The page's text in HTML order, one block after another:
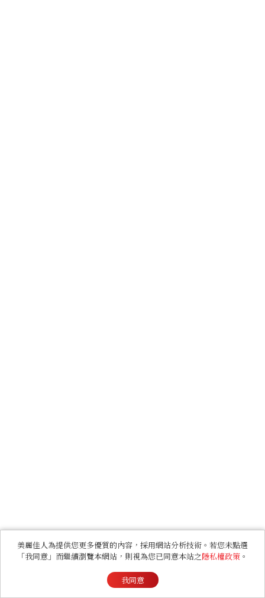
美麗佳人為提供您更多優質的內容，採用網站分析技術。若您未點選
「我同意」而繼續瀏覽本網站，則視為您已同意本站之隱私權政策 。
我同意